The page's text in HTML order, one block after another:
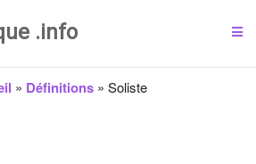
.info
» Définitions » Soliste